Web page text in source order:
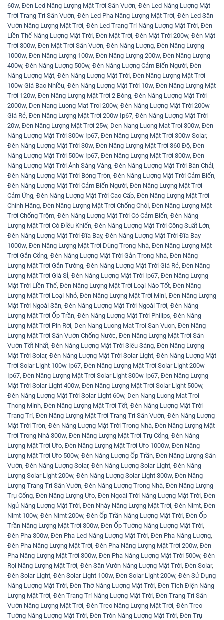
60w, Đèn Led Năng Lượng Mặt Trời Sân Vườn Đèn Led Năng Lượng Mặt
Trời Trang Trí Sân Vườn Đèn Led Pha Năng Lượng Mặt Trời Đèn Led Sân
Vườn Năng Lượng Mặt Trời Đèn Led Trang Trí Năng Lượng Mặt Trời Đèn
Liền Thể Năng Lượng Mặt Trời Đèn Mặt Trời Đèn Mặt Trời 200w, Đèn Mặt
Trời 300w, Đèn Mặt Trời Sân Vườn Đèn Năng Lượng Đèn Năng Lượng
1000w, Đèn Năng Lượng 100w, Đèn Năng Lượng 200w, Đèn Năng Lượng
400w, Đèn Năng Lượng 500w, Đèn Năng Lượng Cảm Biến Người Đèn
Năng Lượng Mặt Đèn Năng Lượng Mặt Trời Đèn Năng Lượng Mặt Trời
100w Giá Bao Nhiều Đèn Năng Lượng Mặt Trời 10w, Đèn Năng Lượng Mặt
Trời 120w, Đèn Năng Lượng Mặt Trời 2 Bóng Đèn Năng Lượng Mặt Trời
2000w, Den Nang Luong Mat Troi 200w, Đèn Năng Lượng Mặt Trời 200w
Giá Rẻ Đèn Năng Lượng Mặt Trời 200w Ip67 Đèn Năng Lượng Mặt Trời
20w, Đèn Năng Lượng Mặt Trời 25w, Den Nang Luong Mat Troi 300w, Đèn
Năng Lượng Mặt Trời 300w Ip67 Đèn Năng Lượng Mặt Trời 300w Solar,
Đèn Năng Lượng Mặt Trời 30w, Đèn Năng Lượng Mặt Trời 360 Độ Đèn
Năng Lượng Mặt Trời 500w Ip67 Đèn Năng Lượng Mặt Trời 800w, Đèn
Năng Lượng Mặt Trời Ánh Sáng Vàng Đèn Năng Lượng Mặt Trời Bàn Chải
Đèn Năng Lượng Mặt Trời Bóng Tròn Đèn Năng Lượng Mặt Trời Cảm Biến
Đèn Năng Lượng Mặt Trời Cảm Biến Người Đèn Năng Lượng Mặt Trời
Cảm Ứng Đèn Năng Lượng Mặt Trời Cao Cấp Đèn Năng Lượng Mặt Trời
Chính Hãng Đèn Năng Lượng Mặt Trời Chống Chói Đèn Năng Lượng Mặt
Trời Chống Trộm Đèn Năng Lượng Mặt Trời Có Cảm Biến Đèn Năng
Lượng Mặt Trời Có Điều Khiển Đèn Năng Lượng Mặt Trời Công Suất Lớn
Đèn Năng Lượng Mặt Trời Đĩa Bay, Đèn Năng Lượng Mặt Trời Đĩa Bay
1000w, Đèn Năng Lượng Mặt Trời Dùng Trong Nhà Đèn Năng Lượng Mặt
Trời Gắn Cổng Đèn Năng Lượng Mặt Trời Gắn Trong Nhà Đèn Năng
Lượng Mặt Trời Gắn Tường Đèn Năng Lượng Mặt Trời Giá Rẻ Đèn Năng
Lượng Mặt Trời Giá Sỉ Đèn Năng Lượng Mặt Trời Ip67 Đèn Năng Lượng
Mặt Trời Liền Thể Đèn Năng Lượng Mặt Trời Loại Nào Tốt Đèn Năng
Lượng Mặt Trời Loại Nhỏ Đèn Năng Lượng Mặt Trời Mini Đèn Năng Lượng
Mặt Trời Ngoài Sân Đèn Năng Lượng Mặt Trời Ngoài Trời Đèn Năng
Lượng Mặt Trời Ốp Trần Đèn Năng Lượng Mặt Trời Philips Đèn Năng
Lượng Mặt Trời Pin Rời Den Nang Luong Mat Troi San Vuon Đèn Năng
Lượng Mặt Trời Sân Vườn Chống Nước Đèn Năng Lượng Mặt Trời Sân
Vườn Tốt Nhất Đèn Năng Lượng Mặt Trời Siêu Sáng Đèn Năng Lượng
Mặt Trời Solar, Đèn Năng Lượng Mặt Trời Solar Light Đèn Năng Lượng Mặt
Trời Solar Light 100w Ip67 Đèn Năng Lượng Mặt Trời Solar Light 200w
Ip67 Đèn Năng Lượng Mặt Trời Solar Light 300w Ip67 Đèn Năng Lượng
Mặt Trời Solar Light 400w, Đèn Năng Lượng Mặt Trời Solar Light 500w,
Đèn Năng Lượng Mặt Trời Solar Light 60w, Den Nang Luong Mat Troi
Thong Minh Đèn Năng Lượng Mặt Trời Tốt Đèn Năng Lượng Mặt Trời
Trang Trí, Đèn Năng Lượng Mặt Trời Trang Trí Sân Vườn Đèn Năng Lượng
Mặt Trời Tròn Đèn Năng Lượng Mặt Trời Trong Nhà Đèn Năng Lượng Mặt
Trời Trong Nhà 300w, Đèn Năng Lượng Mặt Trời Trụ Cổng Đèn Năng
Lượng Mặt Trời Ufo Đèn Năng Lượng Mặt Trời Ufo 1000w, Đèn Năng
Lượng Mặt Trời Ufo 500w, Đèn Năng Lượng Ốp Trần Đèn Năng Lượng Sân
Vườn Đèn Năng Lượng Solar, Đèn Năng Lượng Solar Light Đèn Năng
Lượng Solar Light 200w, Đèn Năng Lượng Solar Light 300w, Đèn Năng
Lượng Trang Trí Sân Vườn Đèn Năng Lượng Trong Nhà Đèn Năng Lượng
Trụ Cổng Đèn Năng Lượng Ufo Đèn Ngoài Trời Năng Lượng Mặt Trời Đèn
Ngủ Năng Lượng Mặt Trời Đèn Nháy Năng Lượng Mặt Trời Đèn Nlmt Đèn
Nlmt 100w, Đèn Nlmt 200w, Đèn Ốp Trần Năng Lượng Mặt Trời Đèn Ốp
Trần Năng Lượng Mặt Trời 300w, Đèn Ốp Tường Năng Lượng Mặt Trời
Đèn Pha 300w, Đèn Pha Led Năng Lượng Mặt Trời Đèn Pha Năng Lượng
Đèn Pha Năng Lượng Mặt Trời Đèn Pha Năng Lượng Mặt Trời 200w, Đèn
Pha Năng Lượng Mặt Trời 300w, Đèn Pha Năng Lượng Mặt Trời 500w, Đèn
Rọi Năng Lượng Mặt Trời Đèn Sân Vườn Năng Lượng Mặt Trời Đèn Solar,
Đèn Solar Light Đèn Solar Light 100w, Đèn Solar Light 200w, Đèn Sử Dụng
Năng Lượng Mặt Trời Đèn Thờ Năng Lượng Mặt Trời Đèn Tích Điện Năng
Lượng Mặt Trời Đèn Trang Trí Năng Lượng Mặt Trời Đèn Trang Trí Sân
Vườn Năng Lượng Mặt Trời Đèn Treo Năng Lượng Mặt Trời Đèn Treo
Tường Năng Lượng Mặt Trời Đèn Tròn Năng Lượng Mặt Trời Đèn Trụ